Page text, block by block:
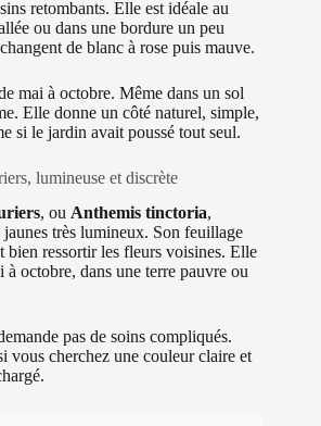
retombants. Elle est idéale au
ou dans une bordure un peu
de blanc à rose puis mauve.
mai à octobre. Même dans un sol
Elle donne un côté naturel, simple,
si le jardin avait poussé tout seul.
lumineuse et discrète
, ou Anthemis tinctoria,
très lumineux. Son feuillage
bien ressortir les fleurs voisines. Elle
octobre, dans une terre pauvre ou
pas de soins compliqués.
vous cherchez une couleur claire et